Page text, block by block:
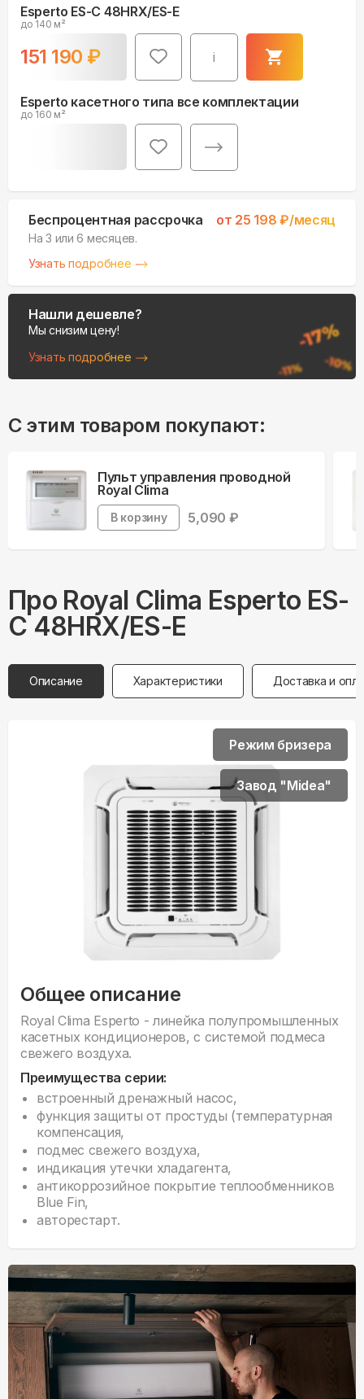
Esperto ES-C 48HRX/ES-E
до 140 м²
151 190 ₽ i
Esperto касетного типа все комплектации
до 160 м²
Беспроцентная рассрочка от 25 198 ₽/месяц
На 3 или 6 месяцев.
Узнать подробнее
Нашли дешевле?
Мы снизим цену!
Узнать подробнее
С этим товаром покупают:
Пульт управления проводной
Royal Clima
В корзину 5,090 ₽
Про Royal Clima Esperto ES-
C 48HRX/ES-E
Описание Характеристики Доставка и
Общее описание
Royal Clima Esperto - линейка полупромышленных
касетных кондиционеров, с системой подмеса
свежего воздуха.
Преимущества серии:
встроенный дренажный насос,
функция защиты от простуды (температурная
компенсация,
подмес свежего воздуха,
индикация утечки хладагента,
антикоррозийное покрытие теплообменников
Blue Fin,
авторестарт.
Режим бризера
Завод "Midea"